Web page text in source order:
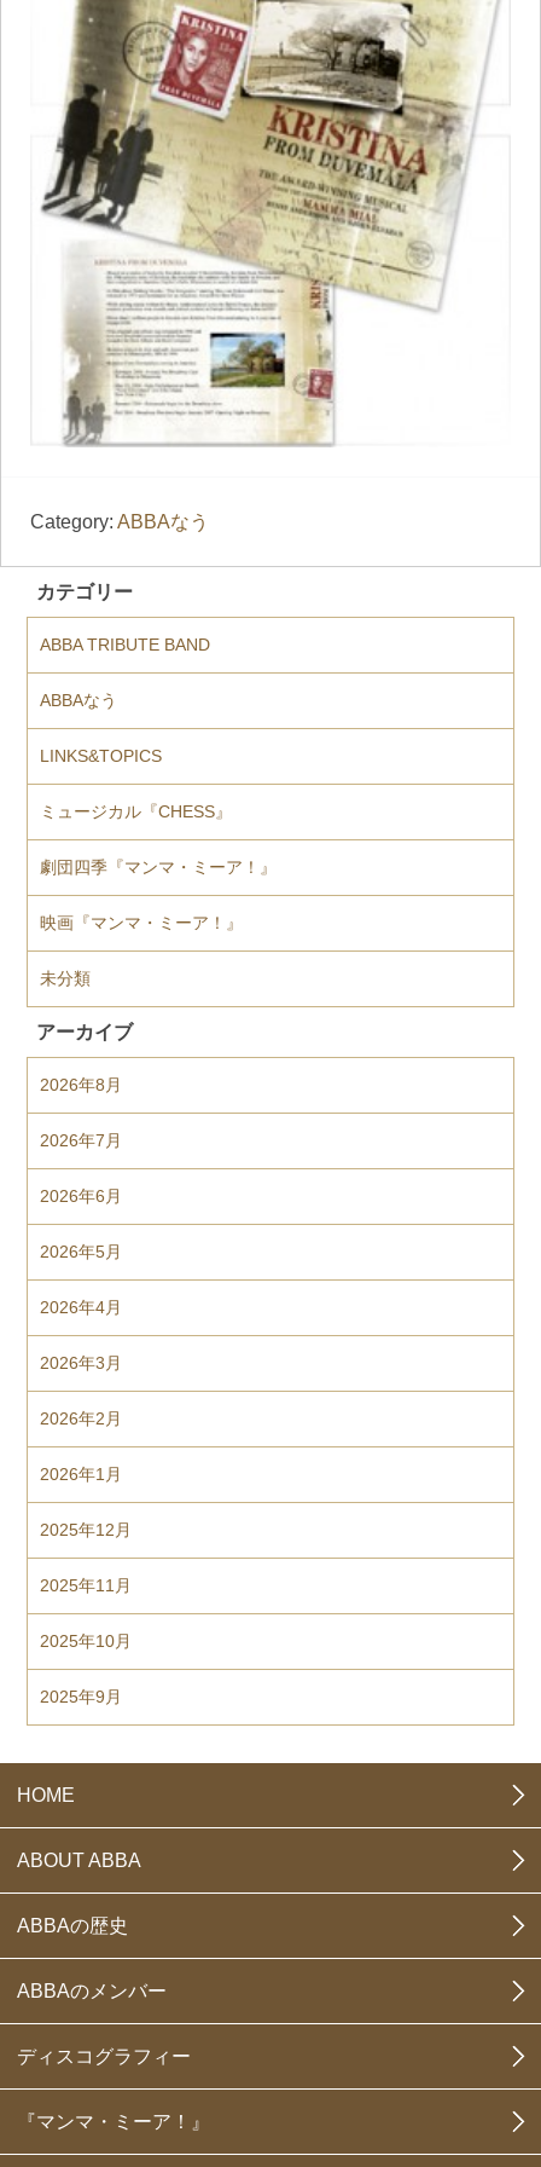
Category: ABBAなう
カテゴリー
ABBA TRIBUTE BAND
ABBAなう
LINKS&TOPICS
ミュージカル『CHESS』
劇団四季『マンマ・ミーア！』
映画『マンマ・ミーア！』
未分類
アーカイブ
2026年8月
2026年7月
2026年6月
2026年5月
2026年4月
2026年3月
2026年2月
2026年1月
2025年12月
2025年11月
2025年10月
2025年9月
HOME
ABOUT ABBA
ABBAの歴史
ABBAのメンバー
ディスコグラフィー
『マンマ・ミーア！』